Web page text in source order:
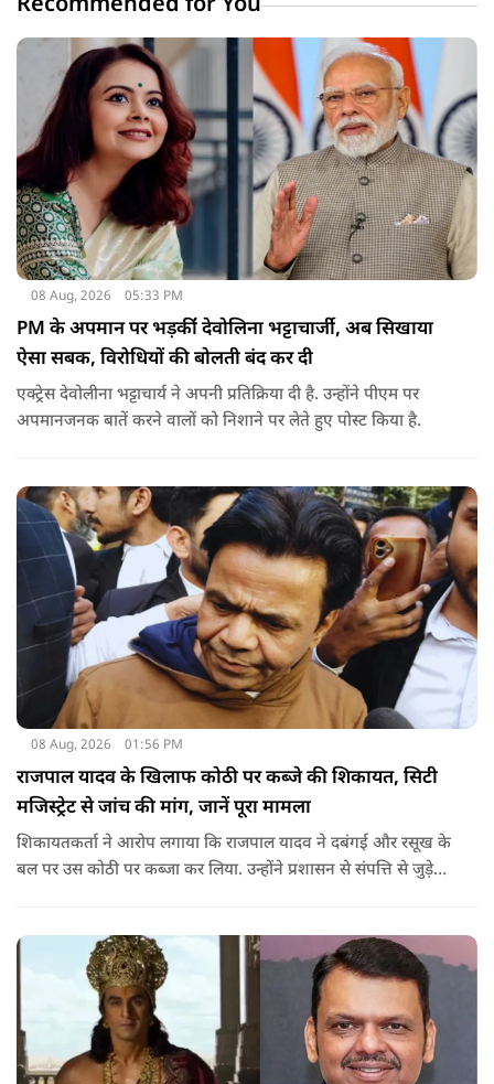
08 Aug, 2026 05:33 PM
PM के अपमान पर भड़कींं देवोलिना भट्टाचार्जी, अब सिखाया
ऐसा सबक, विरोधियों की बोलती बंद कर दी
एक्ट्रेस देवोलीना भट्टाचार्य ने अपनी प्रतिक्रिया दी है. उन्होंने पीएम पर
अपमानजनक बातें करने वालों को निशाने पर लेते हुए पोस्ट किया है.
08 Aug, 2026 01:56 PM
राजपाल यादव के खिलाफ कोठी पर कब्जे की शिकायत, सिटी
मजिस्ट्रेट से जांच की मांग, जानें पूरा मामला
शिकायतकर्ता ने आरोप लगाया कि राजपाल यादव ने दबंगई और रसूख के
बल पर उस कोठी पर कब्जा कर लिया. उन्होंने प्रशासन से संपत्ति से जुड़े